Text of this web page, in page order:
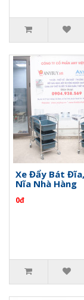
Xe Đẩy Bát
Nĩa Nhà Hàng
0đ